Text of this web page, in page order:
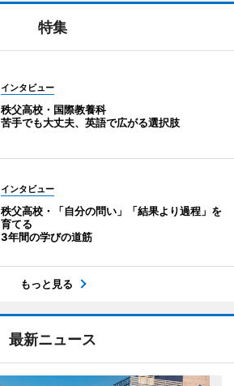
特集
インタビュー
秩父高校・国際教養科
苦手でも大丈夫、英語で広がる選択肢
インタビュー
秩父高校・「自分の問い」「結果より過程」を
育てる
3年間の学びの道筋
もっと見る
最新ニュース